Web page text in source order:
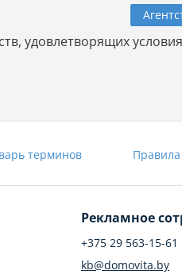
удовлетворящих
терминов
Рекламное
+375 29 563-15-
kb@domovita.by